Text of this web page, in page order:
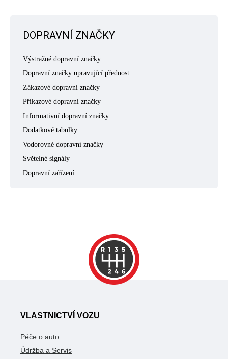
DOPRAVNÍ ZNAČKY
Výstražné dopravní značky
Dopravní značky upravující přednost
Zákazové dopravní značky
Příkazové dopravní značky
Informativní dopravní značky
Dodatkové tabulky
Vodorovné dopravní značky
Světelné signály
Dopravní zařízení
VLASTNICTVÍ VOZU
Péče o auto
Údržba a Servis